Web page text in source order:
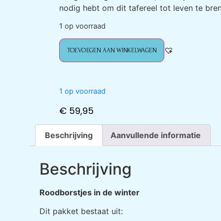
nodig hebt om dit tafereel tot leven te
1 op voorraad
TOEVOEGEN AAN WINKELWAGEN
1 op voorraad
€ 59,95
Beschrijving Aanvullende informatie
Beschrijving
Roodborstjes in de winter
Dit pakket bestaat uit: